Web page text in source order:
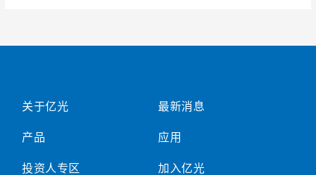
关于亿光
产品
投资人专区
最新消息
应用
加入亿光